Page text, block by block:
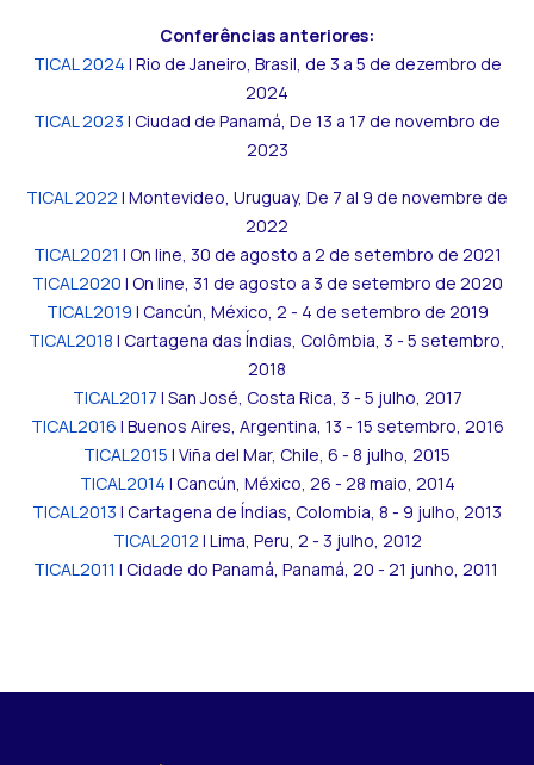
Conferências anteriores:
TICAL 2024 | Rio de Janeiro, Brasil, de 3 a 5 de dezembro de
2024
TICAL 2023 | Ciudad de Panamá, De 13 a 17 de novembro de
2023
TICAL 2022 | Montevideo, Uruguay, De 7 al 9 de novembre de
2022
TICAL2021 | On line, 30 de agosto a 2 de setembro de 2021
TICAL2020 | On line, 31 de agosto a 3 de setembro de 2020
TICAL2019 | Cancún, México, 2 - 4 de setembro de 2019
TICAL2018 | Cartagena das Índias, Colômbia, 3 - 5 setembro,
2018
TICAL2017 | San José, Costa Rica, 3 - 5 julho, 2017
TICAL2016 | Buenos Aires, Argentina, 13 - 15 setembro, 2016
TICAL2015 | Viña del Mar, Chile, 6 - 8 julho, 2015
TICAL2014 | Cancún, México, 26 - 28 maio, 2014
TICAL2013 | Cartagena de Índias, Colombia, 8 - 9 julho, 2013
TICAL2012 | Lima, Peru, 2 - 3 julho, 2012
TICAL2011 | Cidade do Panamá, Panamá, 20 - 21 junho, 2011